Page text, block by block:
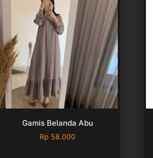
Gamis Belanda Abu
Rp 58.000